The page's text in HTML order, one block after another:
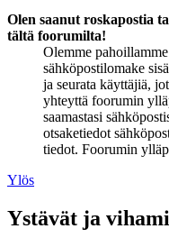
Olen saanut roskapostia
tältä foorumilta!
Olemme
sähköpostilomake
ja seurata käyttäjiä,
yhteyttä foorumin
saamastasi
otsaketiedot
tiedot. Foorumin
Ylös
Ystävät ja